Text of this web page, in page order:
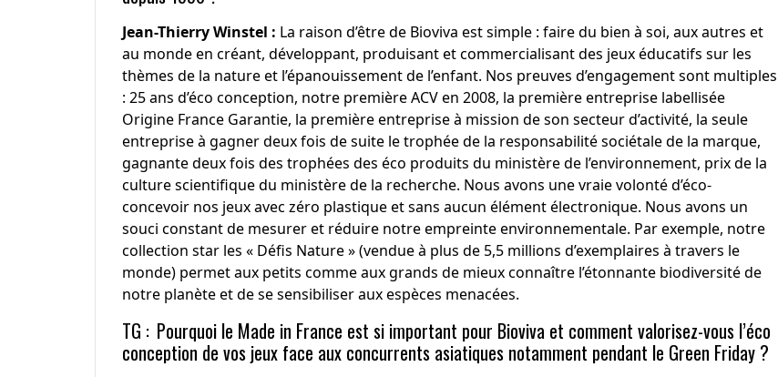
Jean-Thierry Winstel : La raison d’être de Bioviva est simple : faire du bien à soi, aux autres et
au monde en créant, développant, produisant et commercialisant des jeux éducatifs sur les
thèmes de la nature et l’épanouissement de l’enfant. Nos preuves d’engagement sont multiples
: 25 ans d’éco conception, notre première ACV en 2008, la première entreprise labellisée
Origine France Garantie, la première entreprise à mission de son secteur d’activité, la seule
entreprise à gagner deux fois de suite le trophée de la responsabilité sociétale de la marque,
gagnante deux fois des trophées des éco produits du ministère de l’environnement, prix de la
culture scientifique du ministère de la recherche. Nous avons une vraie volonté d’éco-
concevoir nos jeux avec zéro plastique et sans aucun élément électronique. Nous avons un
souci constant de mesurer et réduire notre empreinte environnementale. Par exemple, notre
collection star les « Défis Nature » (vendue à plus de 5,5 millions d’exemplaires à travers le
monde) permet aux petits comme aux grands de mieux connaître l’étonnante biodiversité de
notre planète et de se sensibiliser aux espèces menacées.
TG : Pourquoi le Made in France est si important pour Bioviva et comment valorisez-vous l’éco
conception de vos jeux face aux concurrents asiatiques notamment pendant le Green Friday ?